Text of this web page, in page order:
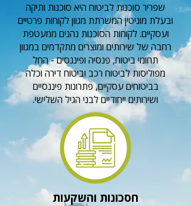
שפריר סוכנות לביטוח היא סוכנות ותיקה
ובעלת מוניטין המשרתת מגוון לקוחות פרטיים
ועסקיים. לקוחות הסוכנות נהנים ממעטפת
רחבה של שירותים ומוצרים מתקדמים במגוון
תחומי ביטוח, פנסיה ופיננסים - החל
מפוליסות לביטוח רכב וביטוח דירה וכלה
בביטוחים עסקיים, פתרונות פיננסיים
ושירותים ייחודיים לבני הגיל השלישי.
חסכונות והשקעות